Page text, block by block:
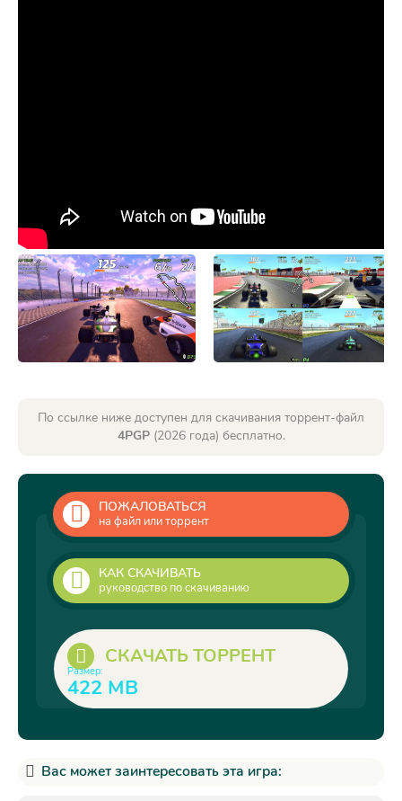
По ссылке ниже доступен для скачивания торрент-файл
4PGP(2026 года) бесплатно.
ПОЖАЛОВАТЬСЯ
на файл или торрент
КАК СКАЧИВАТЬ
руководство по скачиванию
СКАЧАТЬ ТОРРЕНТ
Размер:
422 MB
Вас может заинтересовать эта игра: